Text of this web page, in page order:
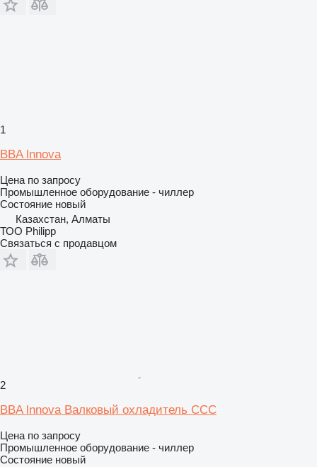
1
BBA lnnova
Цена по запросу
Промышленное оборудование - чиллер
Состояние новый
Казахстан, Алматы
ТОО Philipp
Связаться с продавцом
2
BBA lnnova Валковый охладитель CCC
Цена по запросу
Промышленное оборудование - чиллер
Состояние новый